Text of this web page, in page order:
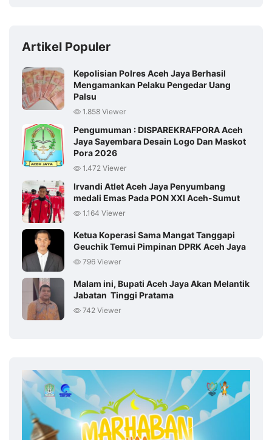
Artikel Populer
Kepolisian Polres Aceh Jaya Berhasil
Mengamankan Pelaku Pengedar Uang
Palsu
1.858 Viewer
Pengumuman : DISPAREKRAFPORA Aceh
Jaya Sayembara Desain Logo Dan Maskot
Pora 2026
1.472 Viewer
Irvandi Atlet Aceh Jaya Penyumbang
medali Emas Pada PON XXI Aceh-Sumut
1.164 Viewer
Ketua Koperasi Sama Mangat Tanggapi
Geuchik Temui Pimpinan DPRK Aceh Jaya
796 Viewer
Malam ini, Bupati Aceh Jaya Akan Melantik
Jabatan Tinggi Pratama
742 Viewer